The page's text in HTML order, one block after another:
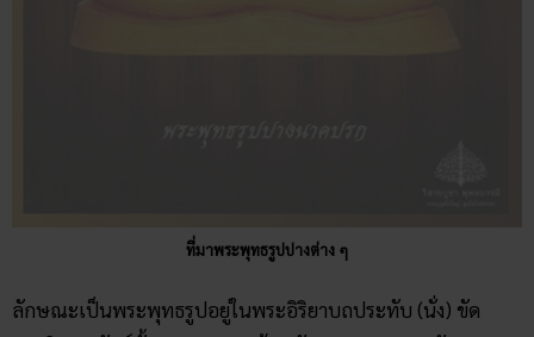
ที่มาพระพุทธรูปปางต่าง ๆ
ลักษณะเป็นพระพุทธรูปอยู่ในพระอิริยาบถประทับ (นั่ง) ขัด